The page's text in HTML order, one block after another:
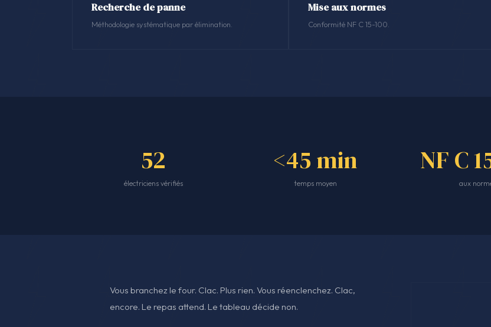
Recherche de panne
Méthodologie systématique par élimination.
Mise aux normes
Conformité NF C 15-100.
52
électriciens vérifiés
<45 min
temps moyen
NF C
aux
Vous branchez le four. Clac. Plus rien. Vous réenclenchez. Clac,
encore. Le repas attend. Le tableau décide non.